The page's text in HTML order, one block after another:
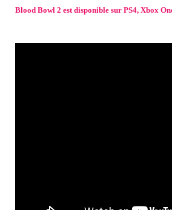
Blood Bowl 2 est disponible sur PS4, Xbox